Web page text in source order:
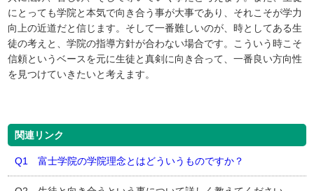
にとっても学院と本気で向き合う事が大事であり、それこそが学力
向上の近道だと信じます。そして一番難しいのが、時としてある生
徒の考えと、学院の指導方針が合わない場合です。こういう時こそ
信頼というベースを元に生徒と真剣に向き合って、一番良い方向性
を見つけていきたいと考えます。
関連リンク
Q1 富士学院の学院理念とはどういうものですか？